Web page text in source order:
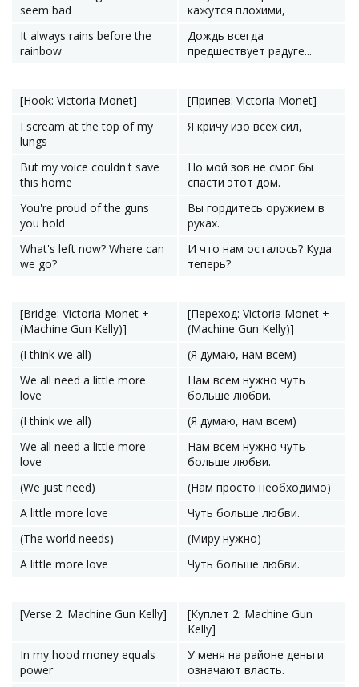
seem bad
кажутся плохими,
It always rains before the
rainbow
Дождь всегда
предшествует радуге...
[Hook: Victoria Monet]
[Припев: Victoria Monet]
I scream at the top of my
lungs
Я кричу изо всех сил,
But my voice couldn't save
this home
Но мой зов не смог бы
спасти этот дом.
You're proud of the guns
you hold
Вы гордитесь оружием в
руках.
What's left now? Where can
we go?
И что нам осталось? Куда
теперь?
[Bridge: Victoria Monet +
(Machine Gun Kelly)]
[Переход: Victoria Monet +
(Machine Gun Kelly)]
(I think we all)
(Я думаю, нам всем)
We all need a little more
love
Нам всем нужно чуть
больше любви.
(I think we all)
(Я думаю, нам всем)
We all need a little more
love
Нам всем нужно чуть
больше любви.
(We just need)
(Нам просто необходимо)
A little more love
Чуть больше любви.
(The world needs)
(Миру нужно)
A little more love
Чуть больше любви.
[Verse 2: Machine Gun Kelly]
[Куплет 2: Machine Gun
Kelly]
In my hood money equals
power
У меня на районе деньги
означают власть.